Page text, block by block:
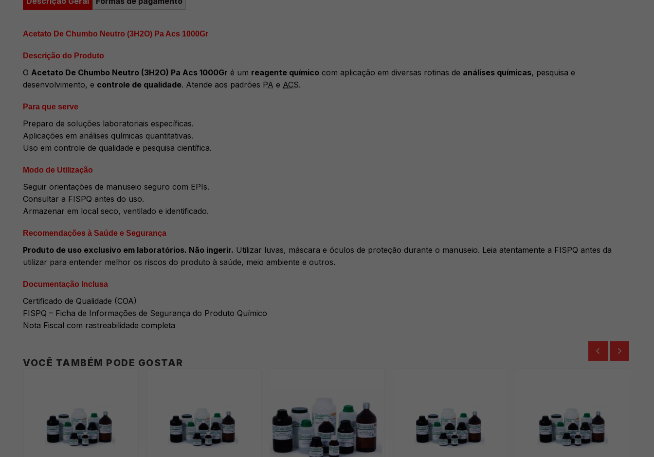
Acetato De Chumbo Neutro (3H2O) Pa Acs 1000Gr
Descrição do Produto
O Acetato De Chumbo Neutro (3H2O) Pa Acs 1000Gr é um reagente químico com aplicação em diversas rotinas de análises químicas, pesquisa e
desenvolvimento, e controle de qualidade. Atende aos padrões PA e ACS.
Para que serve
Preparo de soluções laboratoriais específicas.
Aplicações em análises químicas quantitativas.
Uso em controle de qualidade e pesquisa científica.
Modo de Utilização
Seguir orientações de manuseio seguro com EPIs.
Consultar a FISPQ antes do uso.
Armazenar em local seco, ventilado e identificado.
Recomendações à Saúde e Segurança
Produto de uso exclusivo em laboratórios. Não ingerir. Utilizar luvas, máscara e óculos de proteção durante o manuseio. Leia atentamente a FISPQ antes da
utilizar para entender melhor os riscos do produto à saúde, meio ambiente e outros.
Documentação Inclusa
Certificado de Qualidade (COA)
FISPQ – Ficha de Informações de Segurança do Produto Químico
Nota Fiscal com rastreabilidade completa
VOCÊ TAMBÉM PODE GOSTAR